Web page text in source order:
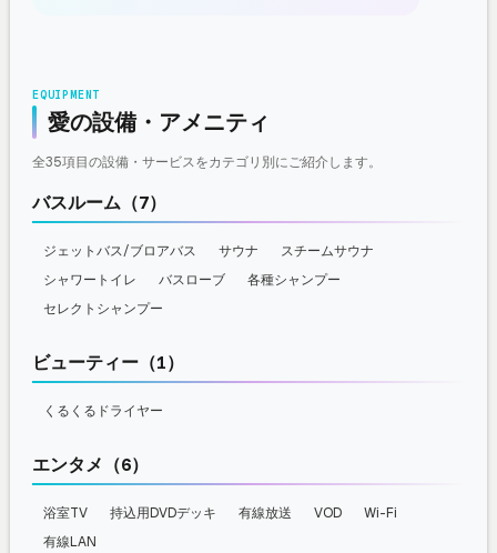
EQUIPMENT
愛の設備・アメニティ
全35項目の設備・サービスをカテゴリ別にご紹介します。
バスルーム（7）
ジェットバス/ブロアバス サウナ
スチームサウナ
シャワートイレ
バスローブ
各種シャンプー
セレクトシャンプー
ビューティー（1）
くるくるドライヤー
エンタメ（6）
浴室TV 持込用DVDデッキ 有線放送 VOD
Wi-Fi
有線LAN